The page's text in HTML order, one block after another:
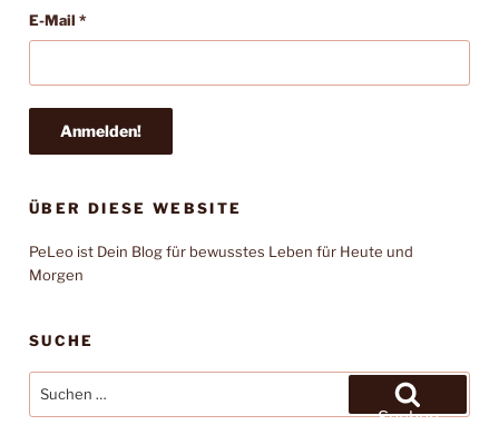
E-Mail *
ÜBER DIESE WEBSITE
PeLeo ist Dein Blog für bewusstes Leben für Heute und
Morgen
SUCHE
nach:
Suchen